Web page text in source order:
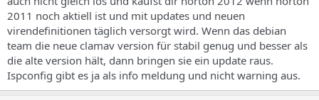
2011 noch aktiell ist und mit updates und neuen
virendefinitionen täglich versorgt wird. Wenn das debian
team die neue clamav version für stabil genug und besser als
die alte version hält, dann bringen sie ein update raus.
Ispconfig gibt es ja als info meldung und nicht warning aus.